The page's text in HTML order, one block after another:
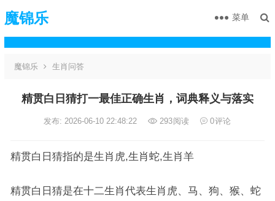
魔锦乐 菜单
魔锦乐 生肖问答
精贯白日猜打一最佳正确生肖，词典释义与落实
发布: 2026-06-10 22:48:22 293阅读 0评论
精贯白日猜指的是生肖虎,生肖蛇,生肖羊
精贯白日猜是在十二生肖代表生肖虎、马、狗、猴、蛇